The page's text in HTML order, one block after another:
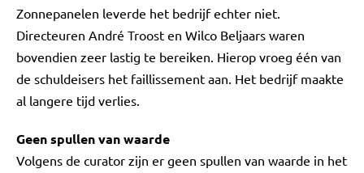
Zonnepanelen leverde het bedrijf echter niet.
Directeuren André Troost en Wilco Beljaars waren
bovendien zeer lastig te bereiken. Hierop vroeg één van
de schuldeisers het faillissement aan. Het bedrijf maakte
al langere tijd verlies.
Geen spullen van waarde
Volgens de curator zijn er geen spullen van waarde in het